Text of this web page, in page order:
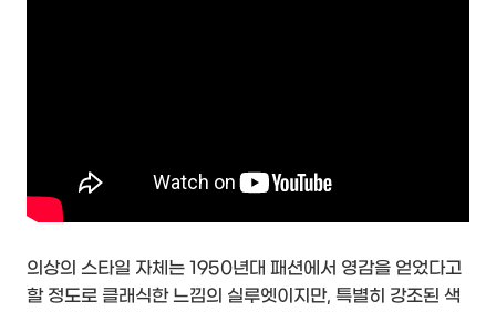
의상의 스타일 자체는 1950년대 패션에서 영감을 얻었다고
할 정도로 클래식한 느낌의 실루엣이지만, 특별히 강조된 색